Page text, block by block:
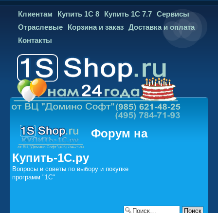
Клиентам Купить 1С 8 Купить 1С 7.7
Сервисы
Отраслевые
Корзина и заказ
Доставка и оплата
Контакты
Форум на
Купить-1С.ру
Вопросы и советы по выбору и покупке
программ "1С"